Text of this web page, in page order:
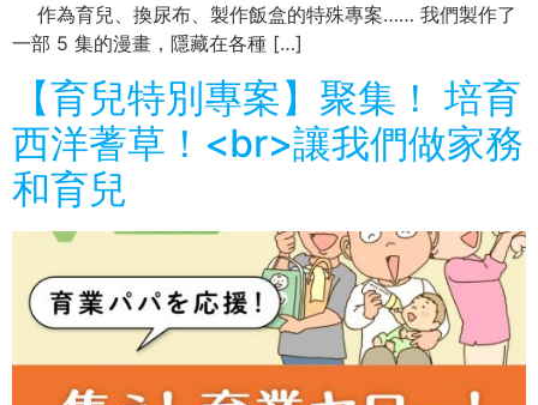
作為育兒、換尿布、製作飯盒的特殊專案…… 我們製作了
一部 5 集的漫畫，隱藏在各種 […]
【育兒特別專案】聚集！ 培育
西洋蓍草！<br>讓我們做家務
和育兒